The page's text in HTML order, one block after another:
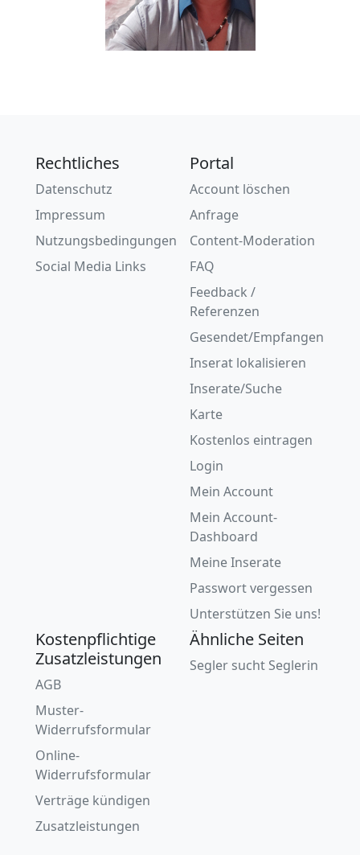
Rechtliches
Datenschutz
Impressum
Nutzungsbedingungen
Social Media Links
Portal
Account löschen
Anfrage
Content-Moderation
FAQ
Feedback /
Referenzen
Gesendet/Empfangen
Inserat lokalisieren
Inserate/Suche
Karte
Kostenlos eintragen
Login
Mein Account
Mein Account-
Dashboard
Meine Inserate
Passwort vergessen
Unterstützen Sie uns!
Kostenpflichtige
Zusatzleistungen
AGB
Muster-
Widerrufsformular
Online-
Widerrufsformular
Verträge kündigen
Zusatzleistungen
Ähnliche Seiten
Segler sucht Seglerin